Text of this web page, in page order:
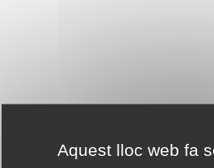
Aquest lloc web fa